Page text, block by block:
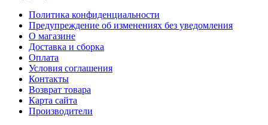
Политика конфиденциальности
Предупреждение об изменениях без уведомления
О магазине
Доставка и сборка
Оплата
Условия соглашения
Контакты
Возврат товара
Карта сайта
Производители